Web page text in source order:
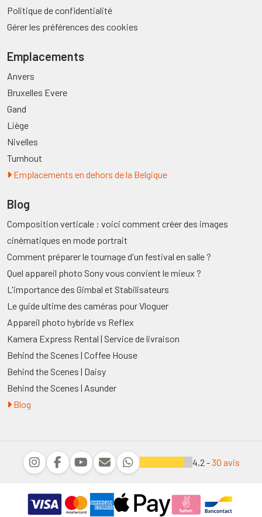
Politique de confidentialité
Gérer les préférences des cookies
Emplacements
Anvers
Bruxelles Evere
Gand
Liège
Nivelles
Turnhout
Emplacements en dehors de la Belgique
Blog
Composition verticale : voici comment créer des images
cinématiques en mode portrait
Comment préparer le tournage d'un festival en salle ?
Quel appareil photo Sony vous convient le mieux ?
L'importance des Gimbal et Stabilisateurs
Le guide ultime des caméras pour Vloguer
Appareil photo hybride vs Reflex
Kamera Express Rental | Service de livraison
Behind the Scenes | Coffee House
Behind the Scenes | Daisy
Behind the Scenes | Asunder
Blog
4,2 -30 avis